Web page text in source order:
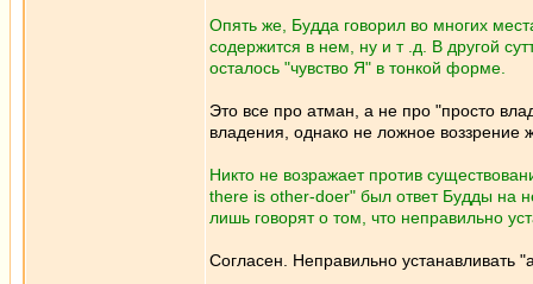
Опять же, Будда говорил во многих
содержится в нем, ну и т .д. В другой
осталось "чувство Я" в тонкой форме.
Это все про атман, а не про "просто
владения, однако не ложное воззрение
Никто не возражает против
there is other-doer" был ответ Будды на
лишь говорят о том, что неправильно
Согласен. Неправильно